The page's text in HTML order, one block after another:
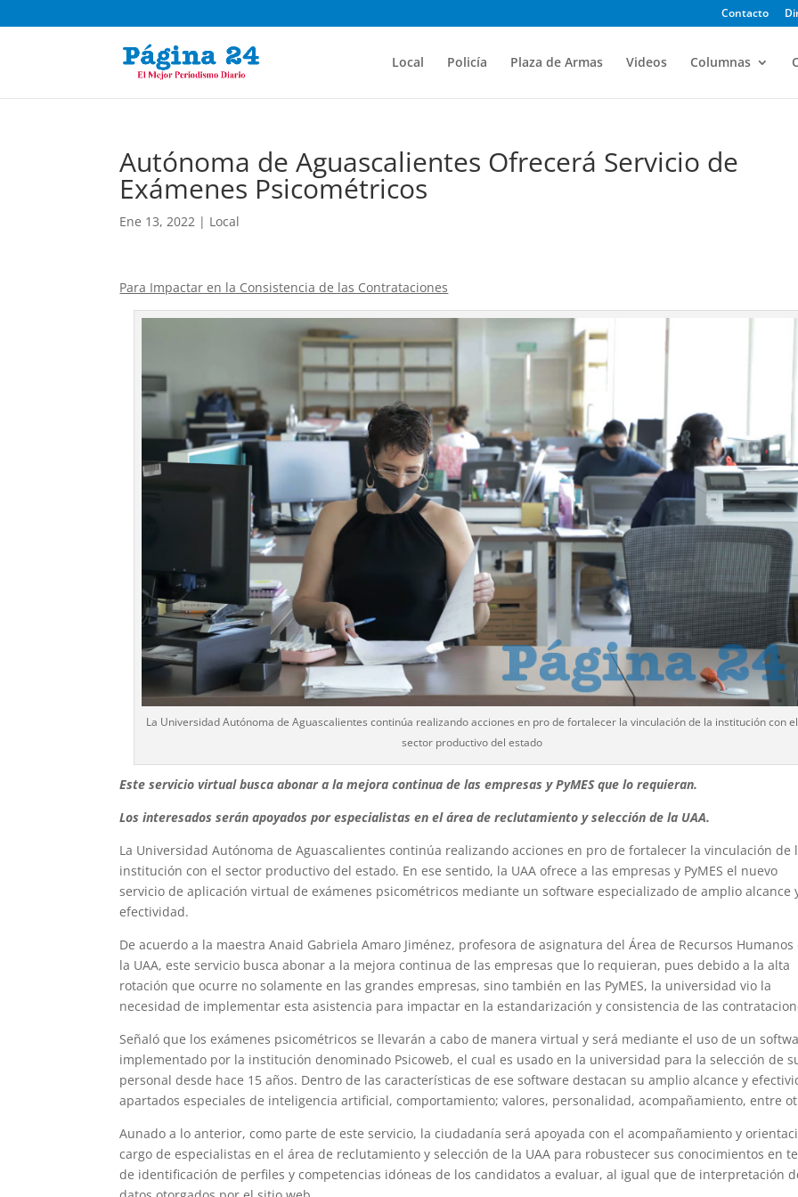
Contacto
Local Policía Plaza de Armas Videos Columnas
Autónoma de Aguascalientes Ofrecerá Servicio de
Exámenes Psicométricos
Ene 13, 2022 | Local
Para Impactar en la Consistencia de las Contrataciones
La Universidad Autónoma de Aguascalientes continúa realizando acciones en pro de fortalecer la vinculación de la institución con el
sector productivo del estado
Este servicio virtual busca abonar a la mejora continua de las empresas y PyMES que lo requieran.
Los interesados serán apoyados por especialistas en el área de reclutamiento y selección de la UAA.
La Universidad Autónoma de Aguascalientes continúa realizando acciones en pro de fortalecer la vinculación de
institución con el sector productivo del estado. En ese sentido, la UAA ofrece a las empresas y PyMES el nuevo
servicio de aplicación virtual de exámenes psicométricos mediante un software especializado de amplio alcance
efectividad.
De acuerdo a la maestra Anaid Gabriela Amaro Jiménez, profesora de asignatura del Área de Recursos Humanos
la UAA, este servicio busca abonar a la mejora continua de las empresas que lo requieran, pues debido a la alta
rotación que ocurre no solamente en las grandes empresas, sino también en las PyMES, la universidad vio la
necesidad de implementar esta asistencia para impactar en la estandarización y consistencia de las
Señaló que los exámenes psicométricos se llevarán a cabo de manera virtual y será mediante el uso de un
implementado por la institución denominado Psicoweb, el cual es usado en la universidad para la selección de
personal desde hace 15 años. Dentro de las características de ese software destacan su amplio alcance y
apartados especiales de inteligencia artificial, comportamiento; valores, personalidad, acompañamiento, entre
Aunado a lo anterior, como parte de este servicio, la ciudadanía será apoyada con el acompañamiento y
cargo de especialistas en el área de reclutamiento y selección de la UAA para robustecer sus conocimientos en
de identificación de perfiles y competencias idóneas de los candidatos a evaluar, al igual que de interpretación